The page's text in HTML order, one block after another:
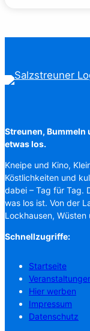
Streunen, Bummeln
etwas los.
Kneipe und Kino,
Köstlichkeiten und
dabei – Tag für Tag.
was los ist. Von der
Lockhausen, Wüsten
Schnellzugriffe:
Startseite
Hier werben
Impressum
Datenschutz